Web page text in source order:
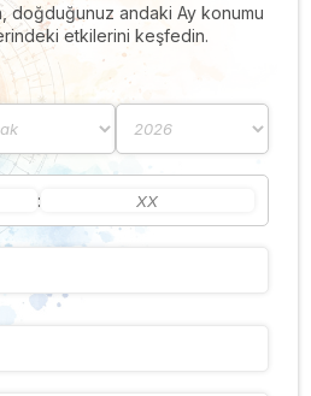
doğduğunuz andaki Ay konumu
etkilerini keşfedin.
: